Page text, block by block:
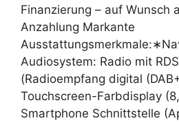
Finanzierung – auf Wunsch
Anzahlung Markante
Audiosystem: Radio mit
(Radioempfang digital
Touchscreen-Farbdisplay
Smartphone Schnittstelle